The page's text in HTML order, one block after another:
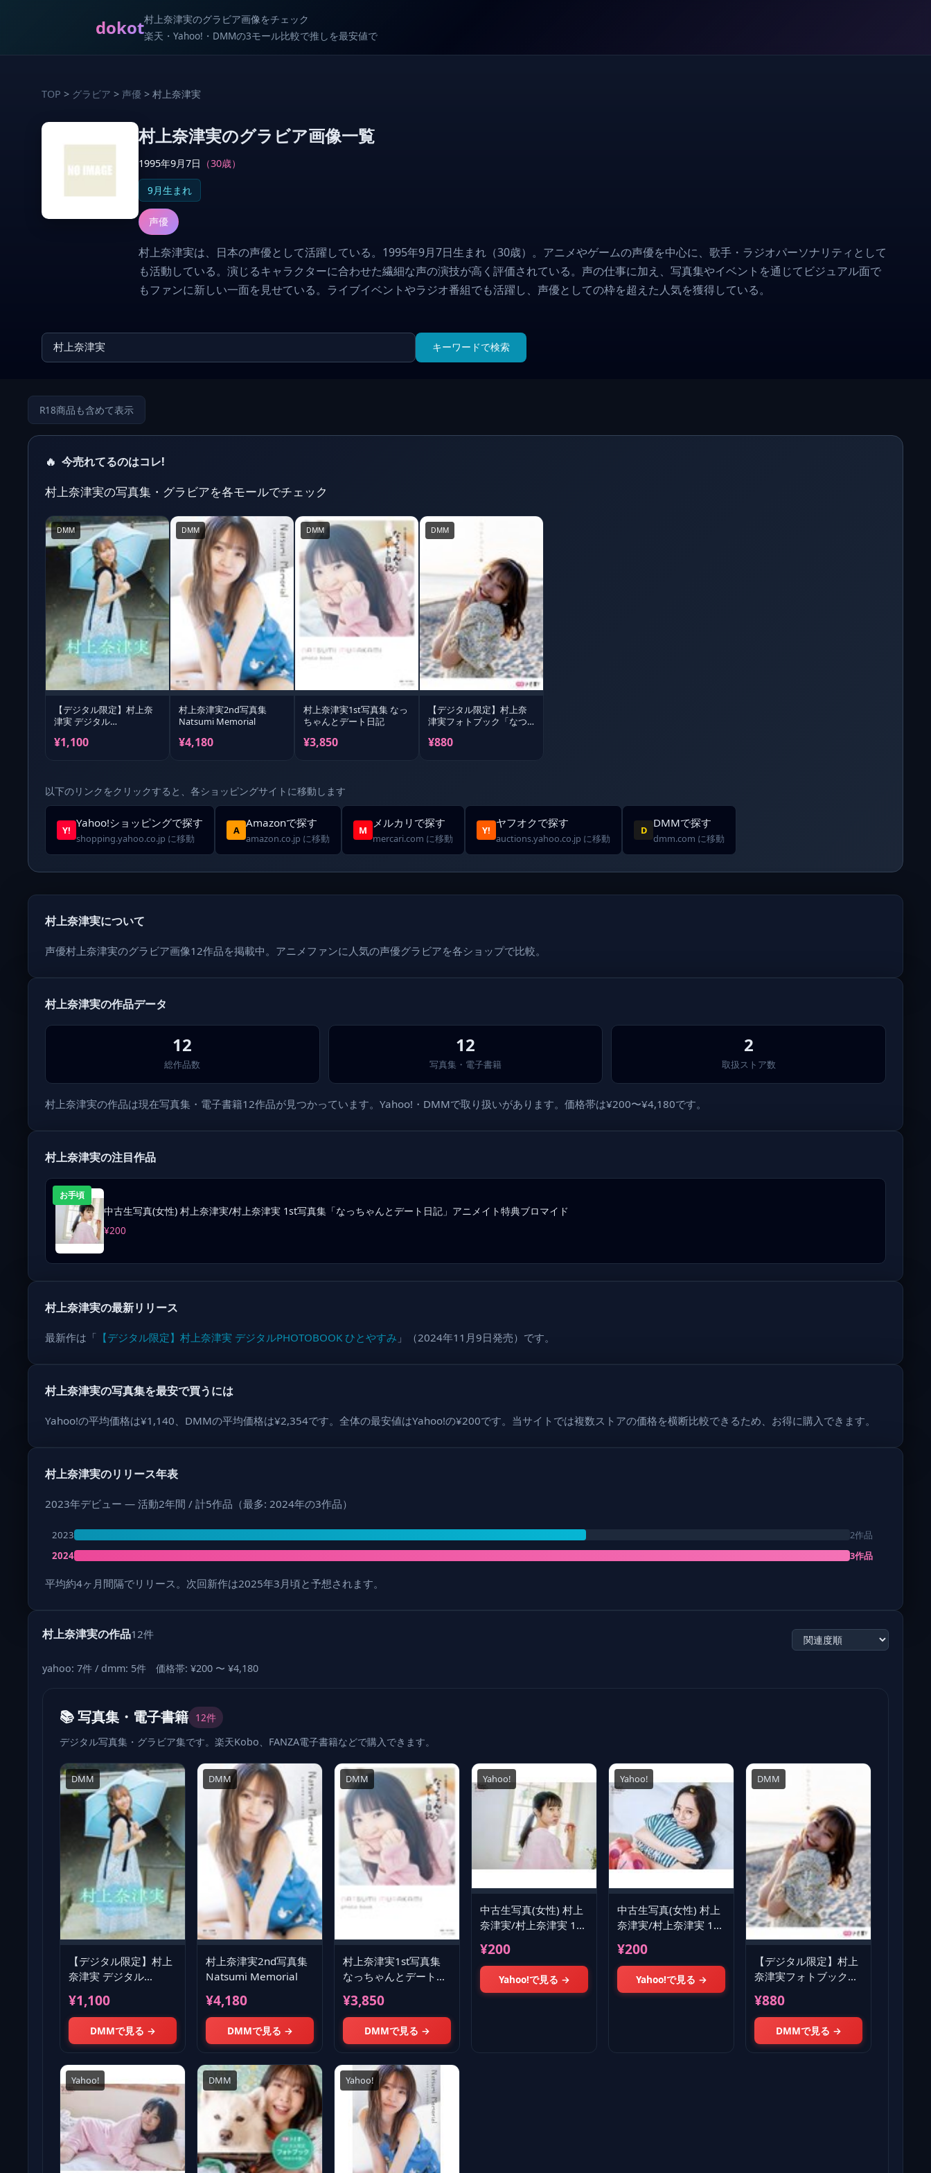
dokot村上奈津実のグラビア画像をチェック
楽天・Yahoo!・DMMの3モール比較で推しを最安値で
TOP > グラビア > 声優 > 村上奈津実
村上奈津実のグラビア画像一覧
1995年9月7日 （30歳）
9月生まれ
声優
村上奈津実は、日本の声優として活躍している。1995年9月7日生まれ（30歳）。アニメやゲームの声優を中心に、歌手・ラジオパーソナリティとして
も活動している。演じるキャラクターに合わせた繊細な声の演技が高く評価されている。声の仕事に加え、写真集やイベントを通じてビジュアル面で
もファンに新しい一面を見せている。ライブイベントやラジオ番組でも活躍し、声優としての枠を超えた人気を獲得している。
キーワードで検索
R18商品も含めて表示
🔥 今売れてるのはコレ!
村上奈津実の写真集・グラビアを各モールでチェック
DMM
【デジタル限定】村上奈
津実 デジタル
¥1,100
DMM
村上奈津実2nd写真集
Natsumi Memorial
¥4,180
DMM
村上奈津実1st写真集 なっ
ちゃんとデート日記
¥3,850
DMM
【デジタル限定】村上奈
津実フォトブック「なつ
¥880
以下のリンクをクリックすると、各ショッピングサイトに移動します
Y!
Yahoo!ショッピングで探す
shopping.yahoo.co.jp に移動
A
Amazonで探す
amazon.co.jp に移動
M
メルカリで探す
mercari.com に移動
Y!
ヤフオクで探す
auctions.yahoo.co.jp に移動
D
DMMで探す
dmm.com に移動
村上奈津実について
声優村上奈津実のグラビア画像12作品を掲載中。アニメファンに人気の声優グラビアを各ショップで比較。
村上奈津実の作品データ
12
総作品数
12
写真集・電子書籍
2
取扱ストア数
村上奈津実の作品は現在写真集・電子書籍12作品が見つかっています。Yahoo!・DMMで取り扱いがあります。価格帯は¥200〜¥4,180です。
村上奈津実の注目作品
お手頃
中古生写真(女性) 村上奈津実/村上奈津実 1st写真集「なっちゃんとデート日記」アニメイト特典ブロマイド
¥200
村上奈津実の最新リリース
最新作は「 【デジタル限定】村上奈津実 デジタルPHOTOBOOK ひとやすみ 」（2024年11月9日発売）です。
村上奈津実の写真集を最安で買うには
Yahoo!の平均価格は¥1,140、DMMの平均価格は¥2,354です。全体の最安値はYahoo!の¥200です。当サイトでは複数ストアの価格を横断比較できるため、お得に購入できます。
村上奈津実のリリース年表
2023年デビュー — 活動2年間 / 計5作品（最多: 2024年の3作品）
2023
2作品
2024
3作品
平均約4ヶ月間隔でリリース。次回新作は2025年3月頃と予想されます。
村上奈津実の作品12件
yahoo: 7件 / dmm: 5件 価格帯: ¥200 〜 ¥4,180
📚 写真集・電子書籍 12件
デジタル写真集・グラビア集です。楽天Kobo、FANZA電子書籍などで購入できます。
DMM
【デジタル限定】村上
奈津実 デジタル
すみ
¥1,100
DMMで見る →
DMM
村上奈津実2nd写真集
Natsumi Memorial
¥4,180
DMMで見る →
DMM
村上奈津実1st写真集
なっちゃんとデート日
¥3,850
DMMで見る →
Yahoo!
中古生写真(女性) 村上
奈津実/村上奈津実 1st
デート日記」アニメイ
ト特典ブロ
¥200
Yahoo!で見る →
Yahoo!
中古生写真(女性) 村上
奈津実/村上奈津実 1st
デート日記」ゲーマー
ズ特典ブロ
¥200
Yahoo!で見る →
DMM
【デジタル限定】村上
奈津実フォトブック
★」
¥880
DMMで見る →
Yahoo! DMM Yahoo!